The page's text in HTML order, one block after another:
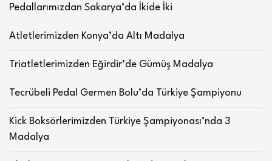
Pedallarımızdan Sakarya’da İkide İki
Atletlerimizden Konya’da Altı Madalya
Triatletlerimizden Eğirdir’de Gümüş Madalya
Tecrübeli Pedal Germen Bolu’da Türkiye Şampiyonu
Kick Boksörlerimizden Türkiye Şampiyonası’nda 3
Madalya